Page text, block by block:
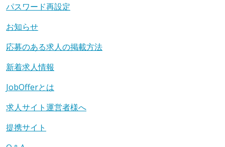
パスワード再設定
お知らせ
応募のある求人の掲載方法
新着求人情報
JobOfferとは
求人サイト運営者様へ
提携サイト